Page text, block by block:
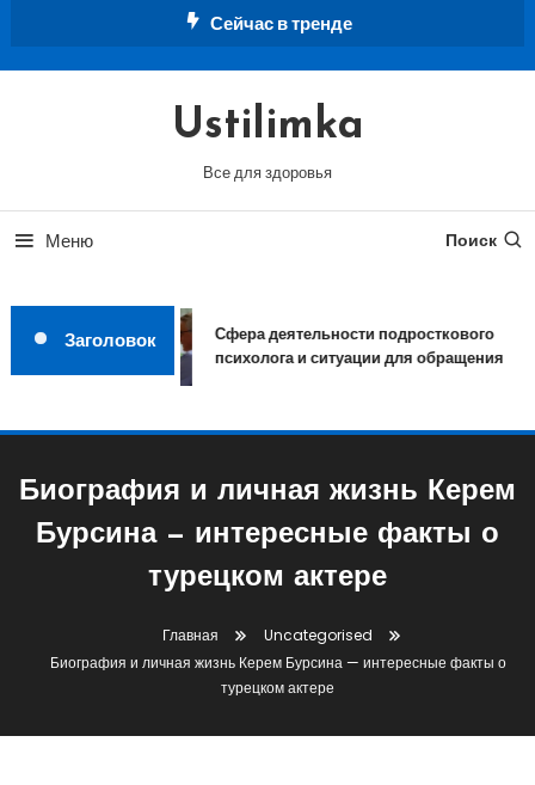
Сейчас в тренде
Ustilimka
Все для здоровья
Меню Поиск
Заголовок
Сфера деятельности подросткового
психолога и ситуации для обращения
Биография и личная жизнь Керем
Бурсина — интересные факты о
турецком актере
Главная
Uncategorised
Биография и личная жизнь Керем Бурсина — интересные факты о
турецком актере